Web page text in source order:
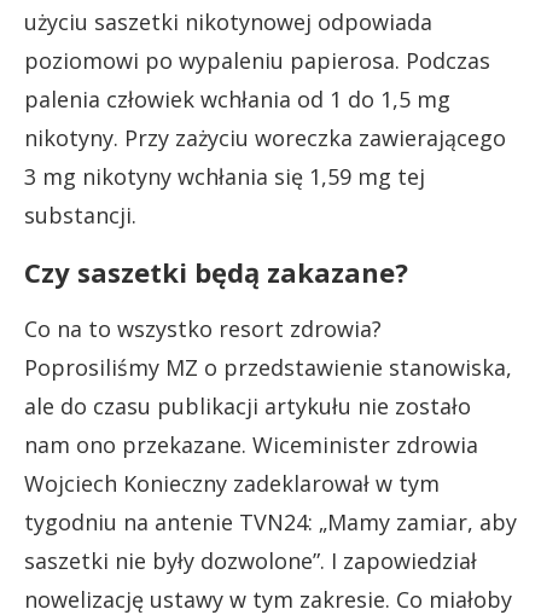
użyciu saszetki nikotynowej odpowiada
poziomowi po wypaleniu papierosa. Podczas
palenia człowiek wchłania od 1 do 1,5 mg
nikotyny. Przy zażyciu woreczka zawierającego
3 mg nikotyny wchłania się 1,59 mg tej
substancji.
Czy saszetki będą zakazane?
Co na to wszystko resort zdrowia?
Poprosiliśmy MZ o przedstawienie stanowiska,
ale do czasu publikacji artykułu nie zostało
nam ono przekazane. Wiceminister zdrowia
Wojciech Konieczny zadeklarował w tym
tygodniu na antenie TVN24: „Mamy zamiar, aby
saszetki nie były dozwolone”. I zapowiedział
nowelizację ustawy w tym zakresie. Co miałoby